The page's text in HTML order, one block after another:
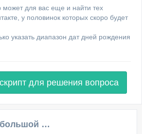
может для вас еще и найти тех
у половинок которых скоро будет
указать диапазон дат дней рождения
для решения вопроса
Полезный небольшой видеоурок по этой теме